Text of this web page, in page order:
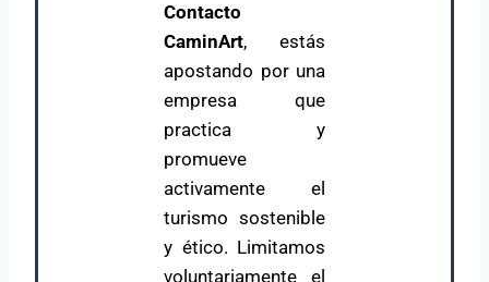
Contacto
CaminArt, estás
apostando por una
empresa que
practica y
promueve
activamente el
turismo sostenible
y ético. Limitamos
voluntariamente el